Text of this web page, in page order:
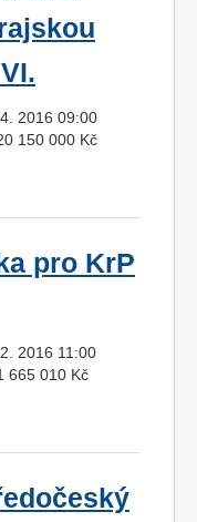
2016 09:00
150 000 Kč
pro KrP
2016 11:00
665 010 Kč